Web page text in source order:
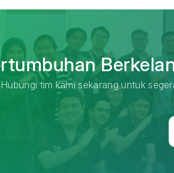
Hubungi tim kami sekarang untuk